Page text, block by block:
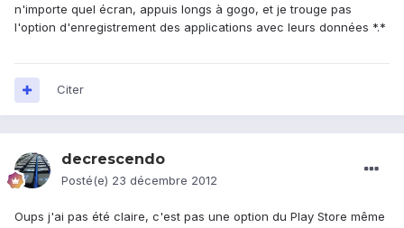
n'importe quel écran, appuis longs à gogo, et je trouge pas
l'option d'enregistrement des applications avec leurs données *.*
Citer
decrescendo
Posté(e) 23 décembre 2012
Oups j'ai pas été claire, c'est pas une option du Play Store même